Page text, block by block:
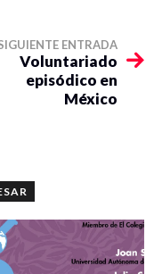
ENTRADA
Voluntariado
episódico en
México